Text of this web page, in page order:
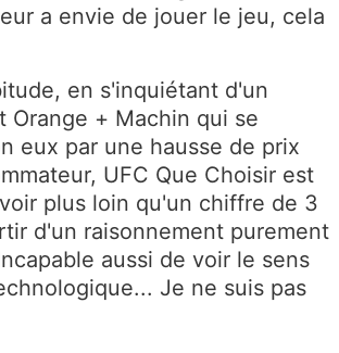
a envie de jouer le jeu, cela
en s'inquiétant d'un
Orange + Machin qui se
eux par une hausse de prix
UFC Que Choisir est
plus loin qu'un chiffre de 3
d'un raisonnement purement
aussi de voir le sens
Je ne suis pas